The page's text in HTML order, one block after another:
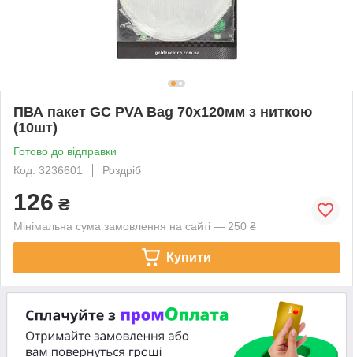
ПВА пакет GC PVA Bag 70x120мм з ниткою
(10шт)
Готово до відправки
Код: 3236601
Роздріб
126 ₴
Мінімальна сума замовлення на сайті — 250 ₴
Купити